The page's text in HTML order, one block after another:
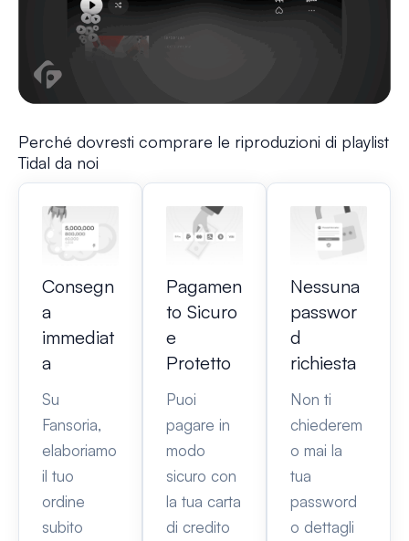
Perché dovresti comprare le riproduzioni di playlist
Tidal da noi
Consegn
a
immediat
a
Su
Fansoria,
elaboriamo
il tuo
ordine
subito
Pagamen
to Sicuro
e
Protetto
Puoi
pagare in
modo
sicuro con
la tua carta
di credito
Nessuna
passwor
d
richiesta
Non ti
chiederem
o mai la
tua
password
o dettagli